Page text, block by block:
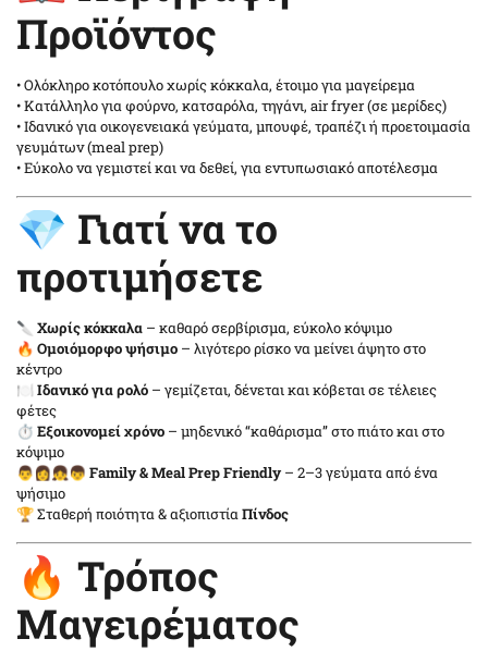
Προϊόντος
• Ολόκληρο κοτόπουλο χωρίς κόκκαλα, έτοιμο για μαγείρεμα
• Κατάλληλο για φούρνο, κατσαρόλα, τηγάνι, air fryer (σε μερίδες)
• Ιδανικό για οικογενειακά γεύματα, μπουφέ, τραπέζι ή προετοιμασία
γευμάτων (meal prep)
• Εύκολο να γεμιστεί και να δεθεί, για εντυπωσιακό αποτέλεσμα
💎 Γιατί να το
προτιμήσετε
🔪 Χωρίς κόκκαλα – καθαρό σερβίρισμα, εύκολο κόψιμο
🔥 Ομοιόμορφο ψήσιμο – λιγότερο ρίσκο να μείνει άψητο στο
κέντρο
🍽️ Ιδανικό για ρολό – γεμίζεται, δένεται και κόβεται σε τέλειες
φέτες
⏱️ Εξοικονομεί χρόνο – μηδενικό “καθάρισμα” στο πιάτο και στο
κόψιμο
👨👩👧👦 Family & Meal Prep Friendly – 2–3 γεύματα από ένα
ψήσιμο
🏆 Σταθερή ποιότητα & αξιοπιστίαΠίνδος
🔥 Τρόπος
Μαγειρέματος